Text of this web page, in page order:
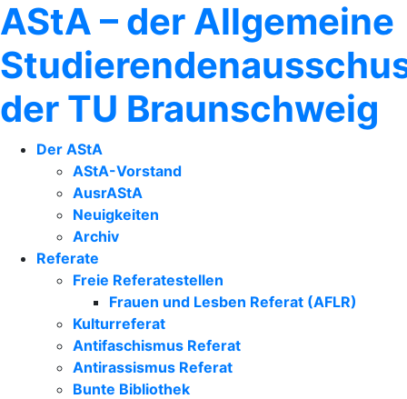
AStA – der Allgemeine
der TU Braunschweig
Der AStA
AStA-Vorstand
AusrAStA
Neuigkeiten
Archiv
Referate
Freie Referatestellen
Frauen und Lesben Referat (AFLR)
Kulturreferat
Antifaschismus Referat
Antirassismus Referat
Bunte Bibliothek